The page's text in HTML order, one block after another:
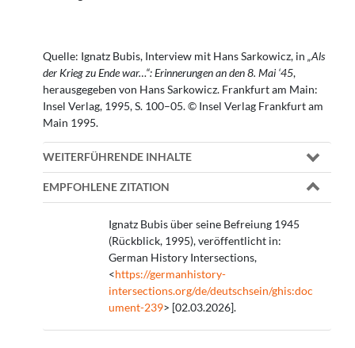
Quelle: Ignatz Bubis, Interview mit Hans Sarkowicz, in „Als
der Krieg zu Ende war…“: Erinnerungen an den 8. Mai ‘45,
herausgegeben von Hans Sarkowicz. Frankfurt am Main:
Insel Verlag, 1995, S. 100–05. © Insel Verlag Frankfurt am
Main 1995.
WEITERFÜHRENDE INHALTE
EMPFOHLENE ZITATION
Ignatz Bubis über seine Befreiung 1945
(Rückblick, 1995), veröffentlicht in:
German History Intersections,
<https://germanhistory-
intersections.org/de/deutschsein/ghis:doc
ument-239> [02.03.2026].